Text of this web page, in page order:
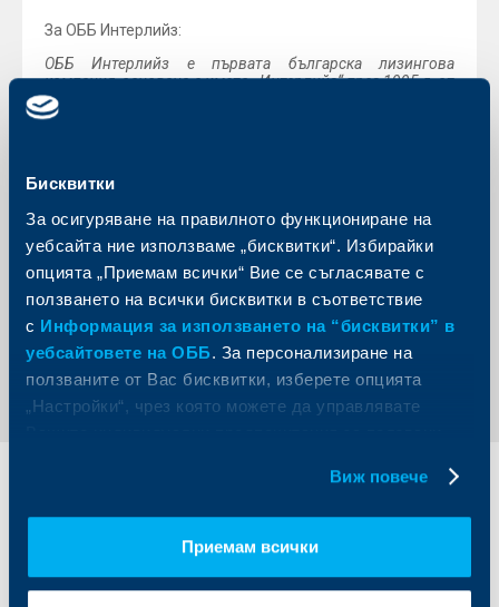
Бисквитки
За осигуряване на правилното функциониране на
уебсайта ние използваме „бисквитки“. Избирайки
опцията „Приемам всички“ Вие се съгласявате с
ползването на всички бисквитки в съответствие
с Информация за използването на “бисквитки” в
уебсайтовете на ОББ. За персонализиране на
ползваните от Вас бисквитки, изберете опцията
„Настройки“, чрез която можете да управлявате
Виж повече
Приемам всички
За ОББ Интерлийз:
ОББ Интерлийз е първата българска лизингова
компания, основана с името „Интерлийз“ през 1995 г. от
Българската стопанска камара (БСК), Leasehold
(швейцарска инвестиционна компания) и International
такъв. През юни 2017 г. е придобита от белгийската
останалите компании от групата в България – ОББ,
СИБАНК, ДЗИ, ОББ Асет мениджмънт, ОББ Факторинг и
ОББ Застрахователен брокер – формират най-голямата
финансова група у нас.
Обратно към всички новини
клиенти
Сметки и плащания
клиенти
Управление на парични средства